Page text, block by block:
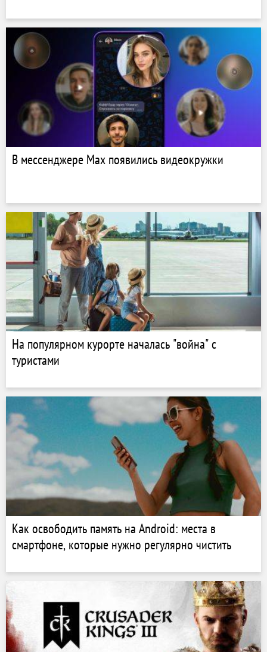
В мессенджере Max появились видеокружки
На популярном курорте началась "война" с
туристами
Как освободить память на Android: места в
смартфоне, которые нужно регулярно чистить